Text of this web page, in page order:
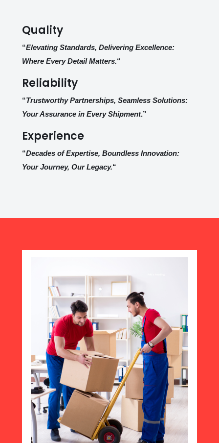
Quality
“Elevating Standards, Delivering Excellence:
Where Every Detail Matters.“
Reliability
“Trustworthy Partnerships, Seamless Solutions:
Your Assurance in Every Shipment.”
Experience
“Decades of Expertise, Boundless Innovation:
Your Journey, Our Legacy.“